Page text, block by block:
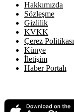
Hakkımızda
Sözleşme
Gizlilik
KVKK
Çerez Politikası
Künye
İletişim
Haber Portalı